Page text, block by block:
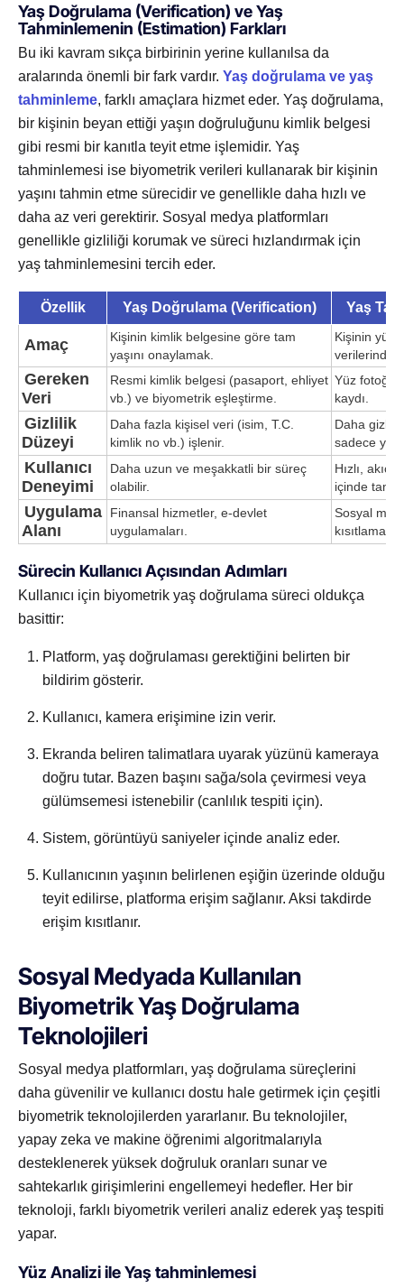
Yaş Doğrulama (Verification) ve Yaş
Tahminlemenin (Estimation) Farkları
Bu iki kavram sıkça birbirinin yerine kullanılsa da
aralarında önemli bir fark vardır. Yaş doğrulama ve yaş
tahminleme, farklı amaçlara hizmet eder. Yaş doğrulama,
bir kişinin beyan ettiği yaşın doğruluğunu kimlik belgesi
gibi resmi bir kanıtla teyit etme işlemidir. Yaş
tahminlemesi ise biyometrik verileri kullanarak bir kişinin
yaşını tahmin etme sürecidir ve genellikle daha hızlı ve
daha az veri gerektirir. Sosyal medya platformları
genellikle gizliliği korumak ve süreci hızlandırmak için
yaş tahminlemesini tercih eder.
Özellik Yaş Doğrulama (Verification) Yaş
Amaç
Kişinin kimlik belgesine göre tam
yaşını onaylamak.
Kişinin yüz
verilerinden
Gereken
Veri
Resmi kimlik belgesi (pasaport, ehliyet
vb.) ve biyometrik eşleştirme.
Yüz
kaydı.
Gizlilik
Düzeyi
Daha fazla kişisel veri (isim, T.C.
kimlik no vb.) işlenir.
Daha
sadece yaş
Kullanıcı
Deneyimi
Daha uzun ve meşakkatli bir süreç
olabilir.
Hızlı,
içinde
Uygulama
Alanı
Finansal hizmetler, e-devlet
uygulamaları.
Sosyal
kısıtlamalı
Sürecin Kullanıcı Açısından Adımları
Kullanıcı için biyometrik yaş doğrulama süreci oldukça
basittir:
Platform, yaş doğrulaması gerektiğini belirten bir
bildirim gösterir.
Kullanıcı, kamera erişimine izin verir.
Ekranda beliren talimatlara uyarak yüzünü kameraya
doğru tutar. Bazen başını sağa/sola çevirmesi veya
gülümsemesi istenebilir (canlılık tespiti için).
Sistem, görüntüyü saniyeler içinde analiz eder.
Kullanıcının yaşının belirlenen eşiğin üzerinde olduğu
teyit edilirse, platforma erişim sağlanır. Aksi takdirde
erişim kısıtlanır.
Sosyal Medyada Kullanılan
Biyometrik Yaş Doğrulama
Teknolojileri
Sosyal medya platformları, yaş doğrulama süreçlerini
daha güvenilir ve kullanıcı dostu hale getirmek için çeşitli
biyometrik teknolojilerden yararlanır. Bu teknolojiler,
yapay zeka ve makine öğrenimi algoritmalarıyla
desteklenerek yüksek doğruluk oranları sunar ve
sahtekarlık girişimlerini engellemeyi hedefler. Her bir
teknoloji, farklı biyometrik verileri analiz ederek yaş tespiti
yapar.
Yüz Analizi ile Yaş tahminlemesi